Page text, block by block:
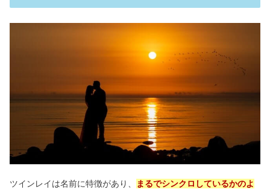
ツインレイは名前に特徴があり、
まるでシンクロしているかのよ